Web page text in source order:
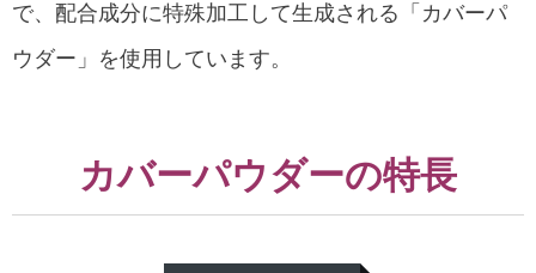
で、配合成分に特殊加工して生成される「カバーパ
ウダー」を使用しています。
カバーパウダーの特長